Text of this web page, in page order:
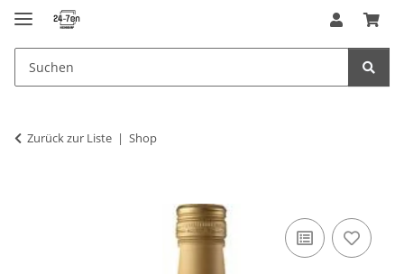
Zurück zur Liste Shop